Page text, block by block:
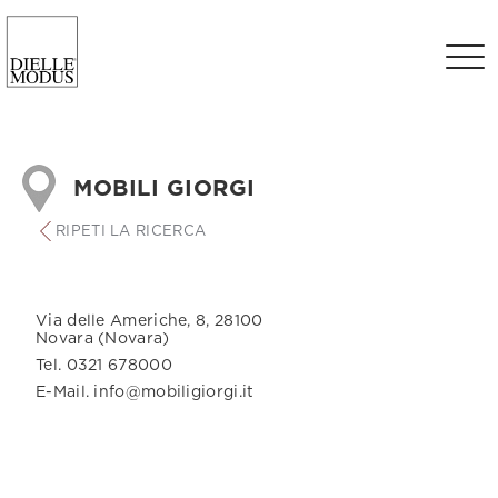
MOBILI GIORGI
RIPETI LA RICERCA
Via delle Americhe, 8, 28100
Novara (Novara)
Tel. 0321 678000
E-Mail. info@mobiligiorgi.it